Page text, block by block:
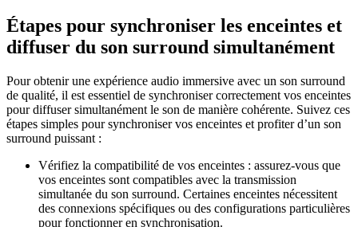
Étapes pour synchroniser les enceintes et
diffuser du son surround simultanément
Pour obtenir une expérience audio immersive avec un son surround
de qualité, il est essentiel de synchroniser correctement vos enceintes
pour diffuser simultanément le son de manière cohérente. Suivez ces
étapes simples pour synchroniser vos enceintes et profiter d’un son
surround puissant :
Vérifiez la compatibilité de vos enceintes : assurez-vous que
vos enceintes sont compatibles avec la transmission
simultanée du son surround. Certaines enceintes nécessitent
des connexions spécifiques ou des configurations particulières
pour fonctionner en synchronisation.